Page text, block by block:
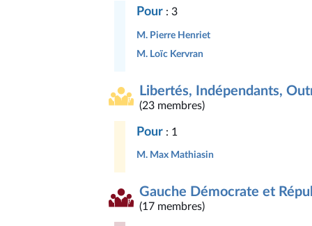
Pour : 3
M. Pierre Henriet
M. Loïc Kervran
Libertés, Indépendants,
(23 membres)
Pour : 1
M. Max Mathiasin
Gauche Démocrate et
(17 membres)